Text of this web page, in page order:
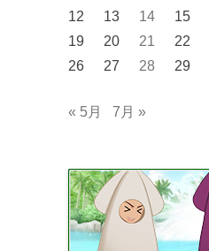
12
13 14 15
19
20 21 22
26
27 28 29
« 5月 7月 »